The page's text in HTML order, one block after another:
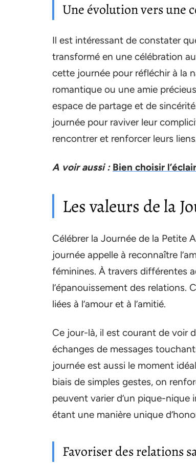
Une évolution vers une
Il est intéressant de constater
transformé en une célébration
cette journée pour réfléchir à la
romantique ou une amie
espace de partage et de
journée pour raviver leur
rencontrer et renforcer leurs
A voir aussi : Bien choisir
Les valeurs de la
Célébrer la Journée de la Petite
journée appelle à reconnaître
féminines. À travers différentes
l’épanouissement des relations.
liées à l’amour et à l’amitié.
Ce jour-là, il est courant de voir
échanges de messages
journée est aussi le moment
biais de simples gestes, on
peuvent varier d’un pique-nique
étant une manière unique
Favoriser des relations